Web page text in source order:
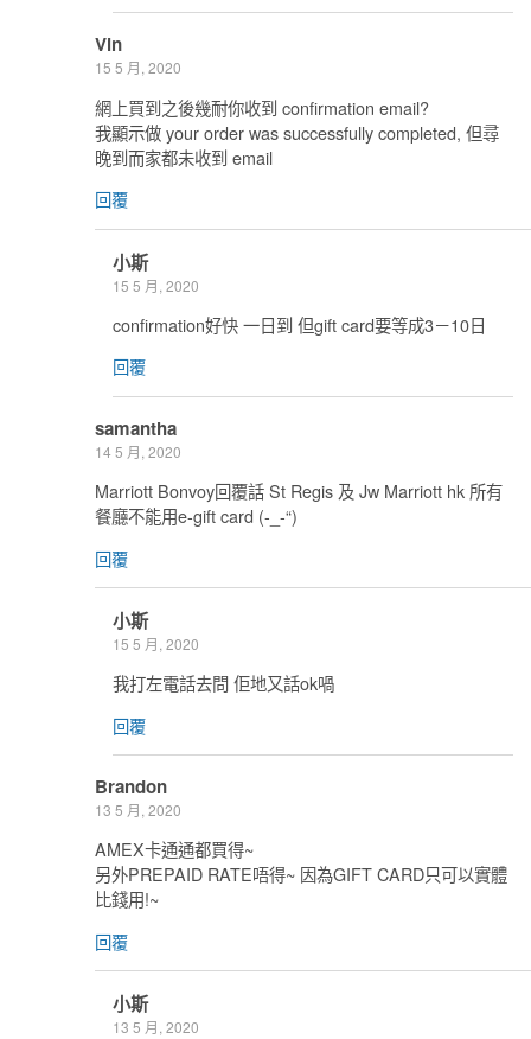
Vin
15 5 月, 2020
網上買到之後幾耐你收到 confirmation email?
我顯示做 your order was successfully completed, 但尋
晚到而家都未收到 email
回覆
小斯
15 5 月, 2020
confirmation好快 一日到 但gift card要等成3－10日
回覆
samantha
14 5 月, 2020
Marriott Bonvoy回覆話 St Regis 及 Jw Marriott hk 所有
餐廳不能用e-gift card (-_-“)
回覆
小斯
15 5 月, 2020
我打左電話去問 佢地又話ok喎
回覆
Brandon
13 5 月, 2020
AMEX卡通通都買得~
另外PREPAID RATE唔得~ 因為GIFT CARD只可以實體
比錢用!~
回覆
小斯
13 5 月, 2020